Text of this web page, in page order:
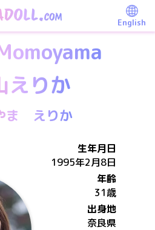
English
えりか
ま えりか
生年月日
1995年2月8日
年齢
31歳
出身地
奈良県